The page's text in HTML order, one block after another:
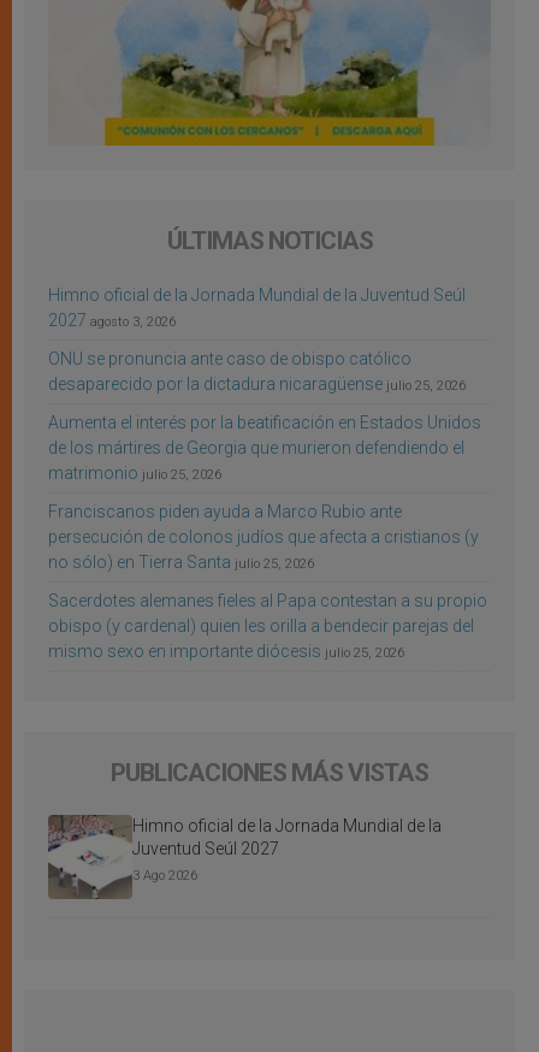
ÚLTIMAS NOTICIAS
Himno oficial de la Jornada Mundial de la Juventud Seúl
2027 agosto 3, 2026
ONU se pronuncia ante caso de obispo católico
desaparecido por la dictadura nicaragüense julio 25, 2026
Aumenta el interés por la beatificación en Estados Unidos
de los mártires de Georgia que murieron defendiendo el
matrimonio julio 25, 2026
Franciscanos piden ayuda a Marco Rubio ante
persecución de colonos judíos que afecta a cristianos (y
no sólo) en Tierra Santa julio 25, 2026
Sacerdotes alemanes fieles al Papa contestan a su propio
obispo (y cardenal) quien les orilla a bendecir parejas del
mismo sexo en importante diócesis julio 25, 2026
PUBLICACIONES MÁS VISTAS
Himno oficial de la Jornada Mundial de la
Juventud Seúl 2027
3 Ago 2026